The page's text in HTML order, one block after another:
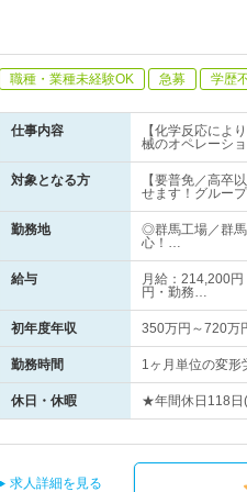
職種・業種未経験OK 急募 学歴
仕事内容
【化学反応によ
械のオペレーシ
対象となる方
【要普免／高卒
せます！グルー
勤務地
◎群馬工場／群
心！…
給与
月給：214,200
円・勤務…
初年度年収 350万円～720万
勤務時間 1ヶ月単位の変
休日・休暇 ★年間休日118
求人詳細を見る